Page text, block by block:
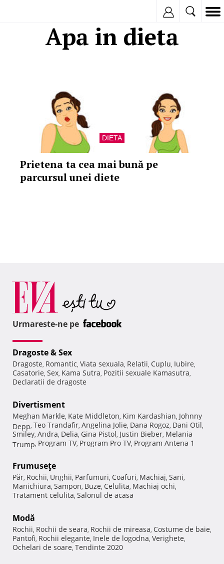
Apa in dieta
DIETA
Prietena ta cea mai bună pe
parcursul unei diete
Urmareste-ne pe
Dragoste & Sex
Dragoste, Romantic, Viata sexuala, Relatii, Cuplu, Iubire,
Casatorie, Sex, Kama Sutra, Pozitii sexuale Kamasutra,
Declaratii de dragoste
Divertisment
Meghan Markle, Kate Middleton, Kim Kardashian, Johnny
Depp, Teo Trandafir, Angelina Jolie, Dana Rogoz, Dani Otil,
Smiley, Andra, Delia, Gina Pistol, Justin Bieber, Melania
Trump, Program TV, Program Pro TV, Program Antena 1
Frumuseţe
Păr, Rochii, Unghii, Parfumuri, Coafuri, Machiaj, Sani,
Manichiura, Sampon, Buze, Celulita, Machiaj ochi,
Tratament celulita, Salonul de acasa
Modă
Rochii, Rochii de seara, Rochii de mireasa, Costume de baie,
Pantofi, Rochii elegante, Inele de logodna, Verighete,
Ochelari de soare, Tendinte 2020